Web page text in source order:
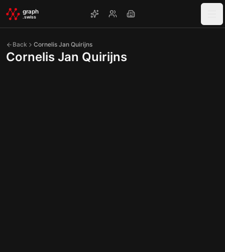
Skip to main content
graph
.swiss
Back Cornelis Jan Quirijns
Cornelis Jan Quirijns